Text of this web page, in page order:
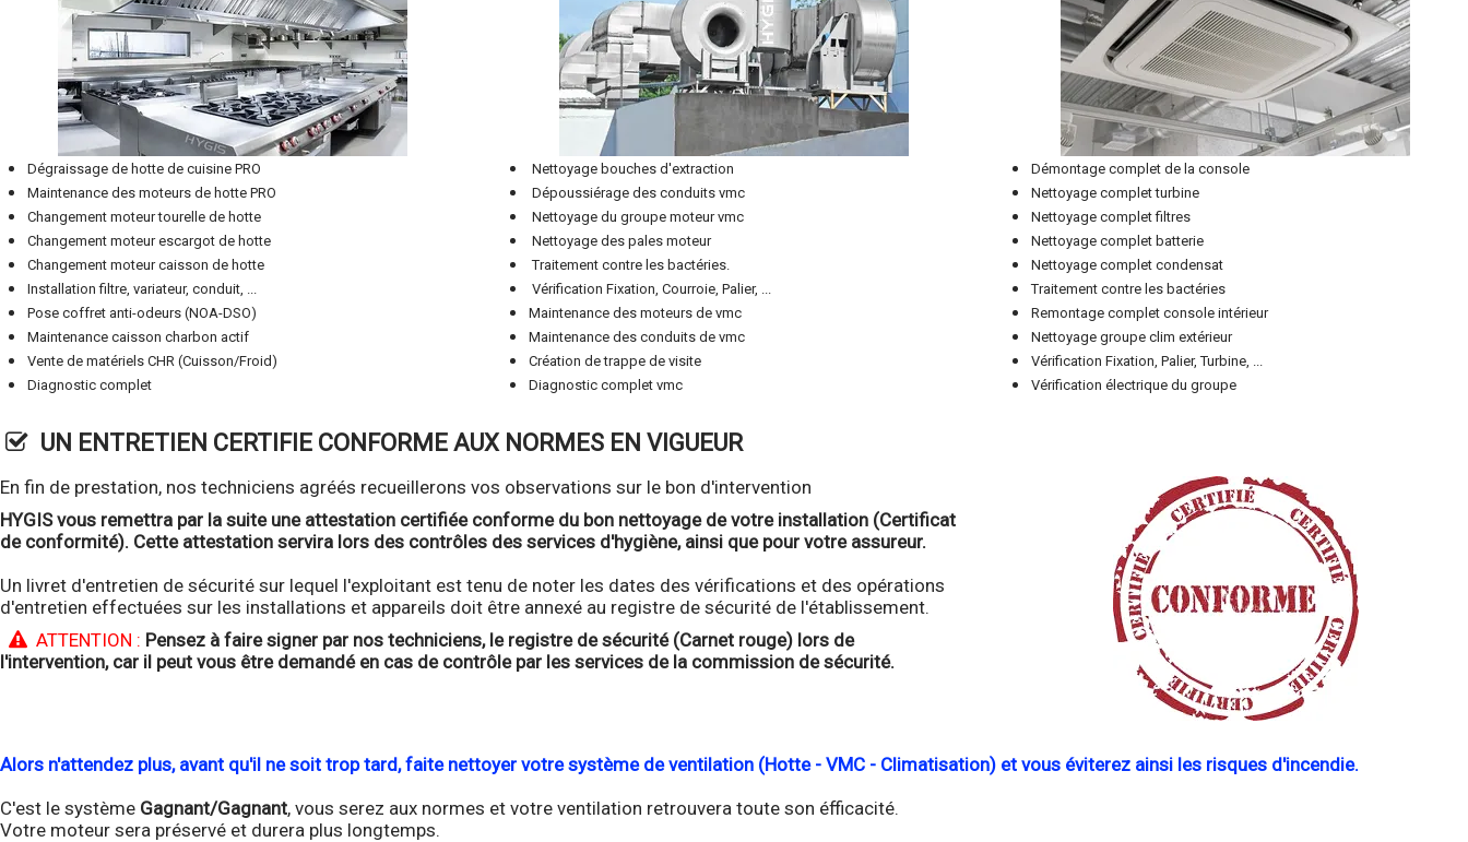
Dégraissage de hotte de cuisine PRO
Maintenance des moteurs de hotte PRO
Changement moteur tourelle de hotte
Changement moteur escargot de hotte
Changement moteur caisson de hotte
Installation filtre, variateur, conduit, ...
Pose coffret anti-odeurs (NOA-DSO)
Maintenance caisson charbon actif
Vente de matériels CHR (Cuisson/Froid)
Diagnostic complet
Nettoyage bouches d'extraction
Dépoussiérage des conduits vmc
Nettoyage du groupe moteur vmc
Nettoyage des pales moteur
Traitement contre les bactéries.
Vérification Fixation, Courroie, Palier, ...
Maintenance des moteurs de vmc
Maintenance des conduits de vmc
Création de trappe de visite
Diagnostic complet vmc
Démontage complet de la console
Nettoyage complet turbine
Nettoyage complet filtres
Nettoyage complet batterie
Nettoyage complet condensat
Traitement contre les bactéries
Remontage complet console intérieur
Nettoyage groupe clim extérieur
Vérification Fixation, Palier, Turbine, ...
Vérification électrique du groupe
UN ENTRETIEN CERTIFIE CONFORME AUX NORMES EN VIGUEUR
En fin de prestation, nos techniciens agréés recueillerons vos observations sur le bon d'intervention
HYGIS vous remettra par la suite une attestation certifiée conforme du bon nettoyage de votre installation (Certificat
de conformité). Cette attestation servira lors des contrôles des services d'hygiène, ainsi que pour votre assureur.
Un livret d'entretien de sécurité sur lequel l'exploitant est tenu de noter les dates des vérifications et des opérations
d'entretien effectuées sur les installations et appareils doit être annexé au registre de sécurité de l'établissement.
ATTENTION : Pensez à faire signer par nos techniciens, le registre de sécurité (Carnet rouge) lors de
l'intervention, car il peut vous être demandé en cas de contrôle par les services de la commission de sécurité.
Alors n'attendez plus, avant qu'il ne soit trop tard, faite nettoyer votre système de ventilation (Hotte - VMC - Climatisation) et vous éviterez ainsi les risques d'incendie.
C'est le système Gagnant/Gagnant, vous serez aux normes et votre ventilation retrouvera toute son éfficacité.
Votre moteur sera préservé et durera plus longtemps.